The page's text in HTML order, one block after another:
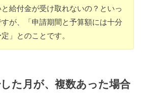
給付金が受け取れないの？といっ
が、「申請期間と予算額には十分
」とのことです。
た月が、複数あった場合